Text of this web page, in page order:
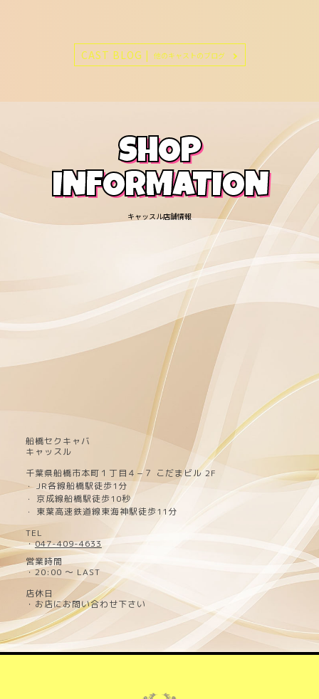
CAST BLOG | 他のキャストのブログ
SHOP
INFORMATION
キャッスル店舗情報
船橋セクキャバ
キャッスル
千葉県船橋市本町１丁目４−７ こだまビル 2F
・JR各線船橋駅徒歩1分
・ 京成線船橋駅徒歩10秒
・
東葉高速鉄道線東海神駅徒歩11分
TEL
・047-409-4633
営業時間
・20:00 ～ LAST
店休日
・お店にお問い合わせ下さい